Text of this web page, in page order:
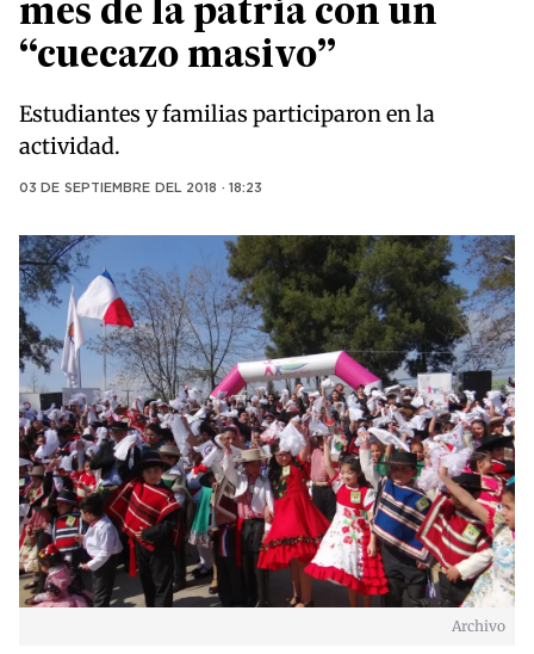
mes de la patria con un
“cuecazo masivo”
Estudiantes y familias participaron en la
actividad.
03 DE SEPTIEMBRE DEL 2018 · 18:23
Archivo